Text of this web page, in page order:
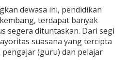
dewasa ini, pendidikan
terdapat banyak
segera dituntaskan. Dari segi
suasana yang tercipta
(guru) dan pelajar